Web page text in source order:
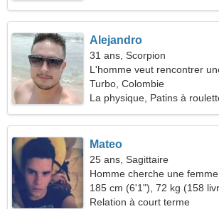
Alejandro
31 ans, Scorpion
L'homme veut rencontrer
Turbo, Colombie
La physique, Patins à
Mateo
25 ans, Sagittaire
Homme cherche une
185 cm (6'1"), 72 kg (158
Relation à court terme